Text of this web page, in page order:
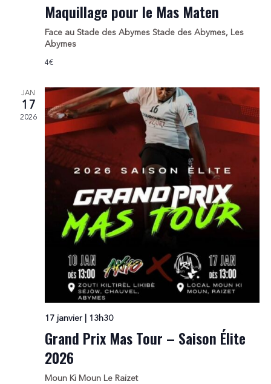
Maquillage pour le Mas Maten
Face au Stade des Abymes Stade des Abymes, Les
Abymes
4€
JAN
17
2026
17 janvier | 13h30
Grand Prix Mas Tour – Saison Élite
2026
Moun Ki Moun Le Raizet